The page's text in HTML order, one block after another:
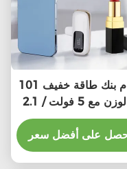
101 غرام بنك طاقة خفيف
الوزن مع 5 فولت / 2.1A
خروج 1-2 ساعة وقت
الشحن
على أفضل سعر